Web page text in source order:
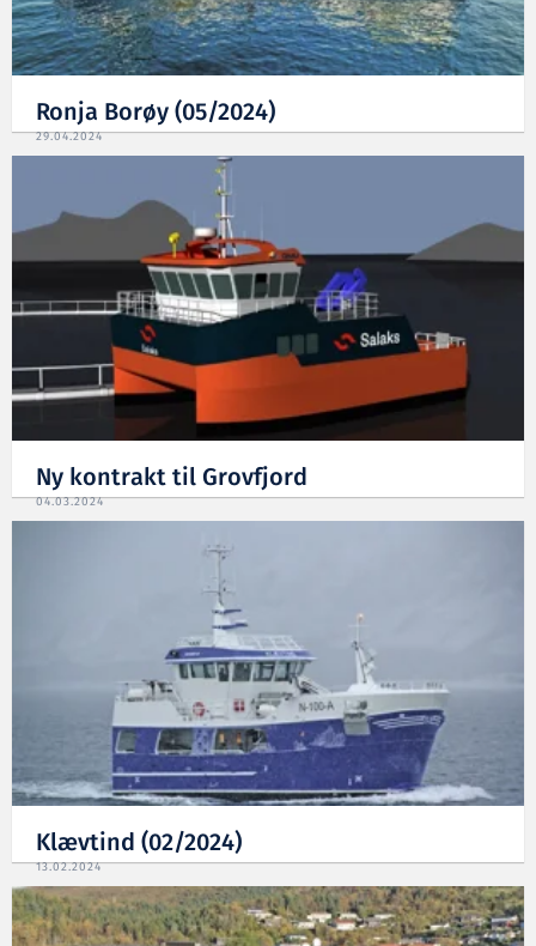
Ronja Borøy (05/2024)
29.04.2024
Ny kontrakt til Grovfjord
04.03.2024
Klævtind (02/2024)
13.02.2024